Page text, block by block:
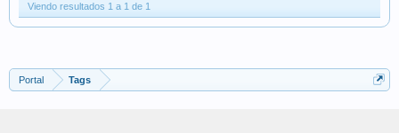
Viendo resultados 1 a 1 de 1
Portal Tags